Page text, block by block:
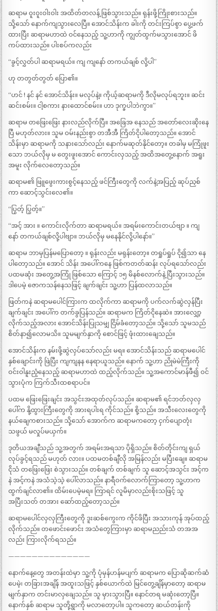
ဆရာမ ဝူးဝူးဝါးဝါး အထိတ်တလန့် ဖြစ်သွားသည်။ ရုန်းဖို့ကြိုးစားသည်။
သို့သော် နောက်ကျသွားလေပြီ။ အောင်သိန်းက ခါးကို တင်းကြပ်စွာ ပွေ့ဖက်
ထားပြီး ဆရာမဟာထဲ ဝင်နေသည့် သူ့ဟာကို ကျွတ်ထွက်မသွားအောင် ဖိ
ကပ်ထားသည်။ ပါးစပ်ကလည်း
“ခွင့်လွှတ်ပါ ဆရာမရယ်။ ကျ ကျနော် တကယ်ချစ် လို့ပါ”
ဟု တတွတ်တွတ် ပြော၏။
“ဟင် ! နင် နင် အောင်သိန်း။ မလုပ်နဲ့။ ကိုယ့်ဆရာမကို ဒီလိုမလုပ်ရဘူး။ ဆင်း
ဆင်းစမ်း။ ငါ့စကား နားထောင်စမ်း။ ဟာ ဒုက္ခပါဘဲကွာ။”
ဆရာမ တဖြေးဖြေး နားလည်လိုက်ပြီ။ အခြေအ နေသည် အတော်လေးဆိုးနေ
ပြီ မဟုတ်လား။ သူမ ဝမ်းနည်းစွာ တအီအီ ကြိတ်ငိုပါတော့သည်။ အောင်
သိန်းမှာ ဆရာမကို သနားသော်လည်း နောက်မဆုတ်နိုင်တော့။ တခါမှ မကြုံဖူး
သော ဘယ်လိုမှ မ တွေးဖူးအောင် ကောင်းလှသည့် အထိအတွေ့နောက် အရူး
အမူး လိုက်လေတော့သည်။
ဆရာမ၏ ဖြူဖွေးကားစွင့်နေသည့် ဖင်ကြီးတွေကို လက်နဲ့အပြည့် ဆုပ်ညှစ်
ကာ ဆောင့်သွင်းလေ၏။
“ပြွတ့် ပြွတ့်။”
“အင့် အား ။ ကောင်းလိုက်တာ ဆရာမရယ်။ အရမ်းကောင်းတယ်ဗျာ ။ ကျ
နော် တကယ်ချစ်လို့ပါဗျာ။ ဘယ်လိုမှ မနေနိုင်လို့ပါနော်။”
ဆရာမ ဘာမှပြန်မပြောတော့ ။ ရုန်းလည်း မရုန်းတော့။ တရှုပ်ရှုပ် ငို၍သာ နေ
ပါတော့သည်။ အောင် သိန်း အပေါ်ကနေ ဖြစ်ကတတ်ဆန်း လုပ်ရသော်လည်း
ပထမဆုံး အတွေ့အကြုံ ဖြစ်သော ကြောင့် ၁၅ မိနစ်လောက်နဲ့ ပြီးသွားသည်။
ဒါပေမဲ့ ဇောကသန်နေသဖြင့် ချက်ချင်း သူ့ဟာ ပြန်ထလာသည်။
ဖြတ်ကနဲ ဆရာမပေါင်ကြားက ထလိုက်ကာ ဆရာမကို ပက်လက်ဆွဲလှန်ပြီး
ချက်ချင်း အပေါ်က တက်ခွပြန်သည်။ ဆရာမက ကြိတ်ငိုနေဆဲ။ အားလျှော့
လိုက်သည့်အလား အောင်သိန်းပြုသမျှ ငြိမ်ခံတော့သည်။ သို့သော် သူမသည်
စိတ်နာ၍လောမသိ။ သူမမျက်နှာကို စောင်ဖြင့် ဖုံးထားချေသည်။
အောင်သိန်းက နမ်းဖို့ဆွဲလှပ်သော်လည်း မရ။ အောင်သိန်းသည် ဆရာမပေါင်
နှစ်ချောင်းကို ဖြဲပြီး ကျကျနန နေရာယူသည်။ နောက် သူ့ဟာ ညိုမဲမဲကြီးကို
ဝင်းဝါနူးညံ့နေသည့် ဆရာမဟာထဲ ထည့်လိုက်သည်။ သူ့အကောင်မာန်ဖီ၍ ဝင်
သွားပုံက ကြက်သီးထစရာပင်။
ပထမ ဖြေးဖြေးချင်း အသွင်းအထုတ်လုပ်သည်။ ဆရာမ၏ ရင်ဘတ်လှလှ
ပေါ်က နို့ထွားကြီးတွေကို အားရပါးရ ကိုင်သည်။ စို့သည်။ အသီးလေးတွေကို
နယ်ချေကစားသည်။ သို့သော် အောက်က ဆရာမကတော့ ငှက်ပျောတုံး
သဖွယ် မလှုပ်မယှက်။
ဒုတိယအချီသည် သူ့အတွက် အရမ်းအရသာ ပိုရှိသည်။ စိတ်တိုင်းကျ ရှယ်
လုပ်ခွင့်ရသည် မဟုတ် လား။ ပထမတစ်ချီလို အမြန်လည်း မပြီးချေ။ ဆရာမ
ငိုသံ တဖြေးဖြေး စဲသွားသည်။ တစ်ချက် တစ်ချက် သူ ဆောင့်အသွင်း အင့်က
နဲ အင့်ကနဲ အသံသဲ့သဲ့ ပေါ်လာသည်။ နာရီဝက်လောက်ကြာတော့ သူ့ဟာက
ထွက်ချင်လာ၏။ ထိမ်းပေမဲ့မရ။ ကြာရင် လူမိမှာလည်းစိုးသဖြင့် သူ
အပြီးသတ် တအား ဆော်ထည့်တော့သည်။
ဆရာမပေါင်လှလှကြီးတွေကို ဒူးဆစ်ကွေးက ကိုင်ဖိပြီး အသားကုန် အုပ်ထည့်
လိုက်သည်။ တဖောင်းဖောင်း အသံတွေကြားမှာ ဆရာမညည်းသံ တအအ
လည်း ကြားလိုက်ရသည်။
——————————————
နောက်နေ့တွေ အတန်းထဲမှာ သူ့ကို ပုံမှန်ဟန်မပျက် ဆရာမက ပြောဆိုဆက်ဆံ
ပေမဲ့၊ တခြားအချိန် အထူးသဖြင့် နှစ်ယောက်ထဲ မြင်တွေ့ချိန်မှာတော့ ဆရာမ
မျက်နှာက တင်းမာလှချေသည်။ သူ မှားသွားပြီ။ နောင်တရ မဆုံးတော့ပြီ။
နောက်နှစ် ဆရာမ သူတို့ရွာကို မလာတော့ပါ။ သူကတော့ ဆယ်တန်းကို